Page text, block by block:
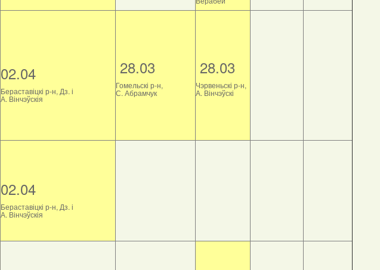
02.04
Бераставіцкі р-н, Дз. і
А. Вінчэўскія
28.03
Гомельскі р-н,
С. Абрамчук
28.03
Чэрвеньскі р-н,
А. Вінчэўскі
02.04
Бераставіцкі р-н, Дз. і
А. Вінчэўскія